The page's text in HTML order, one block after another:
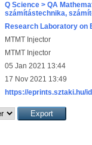
Q Science > QA
számítástechnika,
Research Laboratory on
MTMT Injector
MTMT Injector
05 Jan 2021 13:44
17 Nov 2021 13:49
https://eprints.sztaki.hu/